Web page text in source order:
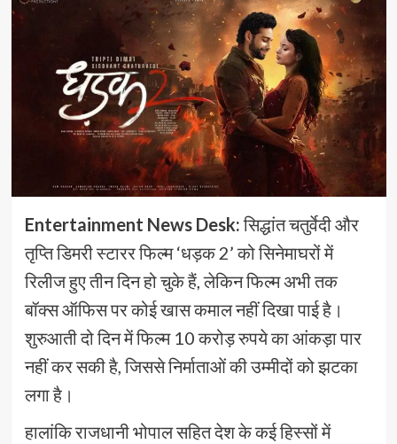
Entertainment News Desk:सिद्धांत चतुर्वेदी और
तृप्ति डिमरी स्टारर फिल्म ‘धड़क 2’ को सिनेमाघरों में
रिलीज हुए तीन दिन हो चुके हैं, लेकिन फिल्म अभी तक
बॉक्स ऑफिस पर कोई खास कमाल नहीं दिखा पाई है।
शुरुआती दो दिन में फिल्म 10 करोड़ रुपये का आंकड़ा पार
नहीं कर सकी है, जिससे निर्माताओं की उम्मीदों को झटका
लगा है।
हालांकि राजधानी भोपाल सहित देश के कई हिस्सों में